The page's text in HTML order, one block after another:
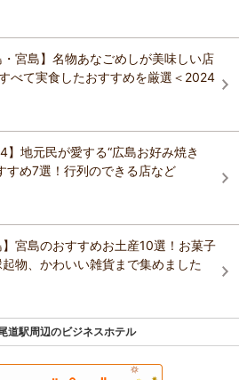
水軍城本丸は水軍資料館になり、海外
水軍関係の資料が展示されている。
円 小中学生
おすすめの観光スポットガイドを見る
・宮島】名物あなごめしが美味しい店
べて実食したおすすめを厳選＜2024
】地元民が愛する“広島お好み焼き
すめ7選！行列のできる店など
】宮島のおすすめお土産10選！お菓子
物、かわいい雑貨まで集めました
道駅周辺のビジネスホテル